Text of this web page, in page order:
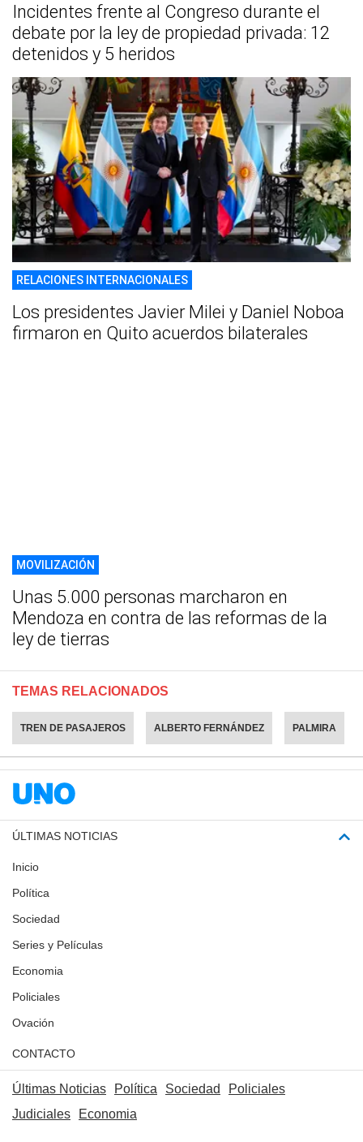
Incidentes frente al Congreso durante el
debate por la ley de propiedad privada: 12
detenidos y 5 heridos
RELACIONES INTERNACIONALES
Los presidentes Javier Milei y Daniel Noboa
firmaron en Quito acuerdos bilaterales
MOVILIZACIÓN
Unas 5.000 personas marcharon en
Mendoza en contra de las reformas de la
ley de tierras
TEMAS RELACIONADOS
TREN DE PASAJEROS ALBERTO FERNÁNDEZ PALMIRA
ÚLTIMAS NOTICIAS
Inicio
Política
Sociedad
Series y Películas
Economia
Policiales
Ovación
CONTACTO
Últimas Noticias Política Sociedad
Policiales
Judiciales
Economia